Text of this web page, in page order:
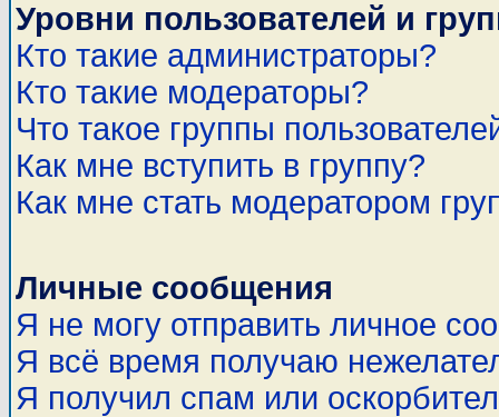
Уровни пользователей и
Кто такие администраторы?
Кто такие модераторы?
Что такое группы
Как мне вступить в группу?
Как мне стать модератором
Личные сообщения
Я не могу отправить личное
Я всё время получаю
Я получил спам или